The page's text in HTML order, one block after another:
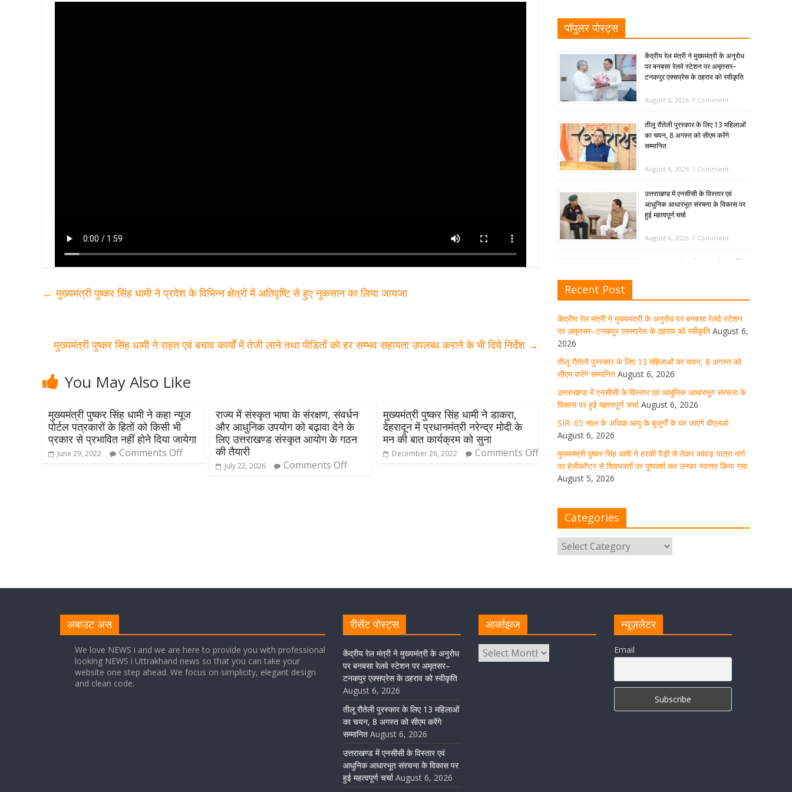
← मुख्यमंत्री पुष्कर सिंह धामी ने प्रदेश के विभिन्न क्षेत्रों में अतिवृष्टि से हुए नुकसान का लिया जायजा
मुख्यमंत्री पुष्कर सिंह धामी ने राहत एवं बचाव कार्यों में तेजी लाने तथा पीडितों को हर सम्भव सहायता उपलब्ध कराने के भी दिये निर्देश →
You May Also Like
मुख्यमंत्री पुष्कर सिंह धामी ने कहा न्यूज
पोर्टल पत्रकारों के हितों को किसी भी
प्रकार से प्रभावित नहीं होने दिया जायेगा
June 29, 2022 Comments Off
राज्य में संस्कृत भाषा के संरक्षण, संवर्धन
और आधुनिक उपयोग को बढ़ावा देने के
लिए उत्तराखण्ड संस्कृत आयोग के गठन
की तैयारी
July 22, 2026 Comments Off
मुख्यमंत्री पुष्कर सिंह धामी ने डाकरा,
देहरादून में प्रधानमंत्री नरेन्द्र मोदी के
मन की बात कार्यक्रम को सुना
December 26, 2022 Comments Off
पॉपुलर पोस्ट्स
केंद्रीय रेल मंत्री ने मुख्यमंत्री के अनुरोध
पर बनबसा रेलवे स्टेशन पर अमृतसर–
टनकपुर एक्सप्रेस के ठहराव को स्वीकृति
August 6, 2026 1 Comment
तीलू रौतेली पुरस्कार के लिए 13 महिलाओं
का चयन, 8 अगस्त को सीएम करेंगे
सम्मानित
August 6, 2026 1 Comment
उत्तराखण्ड में एनसीसी के विस्तार एवं
आधुनिक आधारभूत संरचना के विकास पर
हुई महत्वपूर्ण चर्चा
August 6, 2026 1 Comment
SIR: 65 साल के अधिक आयु के बुजुर्गों के
मुख्यमंत्री पुष्कर सिंह धामी ने हरकी पैड़ी से
किया गया
धर्मनगरी हरिद्वार में कांवड़ यात्रा के दौरान
अद्भुत संगम देखने को मिला
August 5, 2026 1 Comment
परोसा भोजन
August 5, 2026
देहरादून महानगर के अध्यक्ष सिद्धार्थ
August 5, 2026
हेलिकॉप्टर से पुष्पवर्षा और पैर धोकर किया
Recent Post
केंद्रीय रेल मंत्री ने मुख्यमंत्री के अनुरोध पर बनबसा रेलवे स्टेशन
पर अमृतसर–टनकपुर एक्सप्रेस के ठहराव को स्वीकृति August 6,
2026
तीलू रौतेली पुरस्कार के लिए 13 महिलाओं का चयन, 8 अगस्त को
सीएम करेंगे सम्मानित August 6, 2026
उत्तराखण्ड में एनसीसी के विस्तार एवं आधुनिक आधारभूत संरचना के
विकास पर हुई महत्वपूर्ण चर्चा August 6, 2026
SIR: 65 साल के अधिक आयु के बुजुर्गों के घर जाएंगे बीएलओ
August 6, 2026
मुख्यमंत्री पुष्कर सिंह धामी ने हरकी पैड़ी से लेकर कांवड़ यात्रा मार्ग
पर हेलीकॉप्टर से शिवभक्तों पर पुष्पवर्षा कर उनका स्वागत किया गया
August 5, 2026
Categories
अबाउट अस
We love NEWS i and we are here to provide you with professional
looking NEWS i Uttrakhand news so that you can take your
website one step ahead. We focus on simplicity, elegant design
and clean code.
रीसेंट पोस्ट्स
केंद्रीय रेल मंत्री ने मुख्यमंत्री के अनुरोध
पर बनबसा रेलवे स्टेशन पर अमृतसर–
टनकपुर एक्सप्रेस के ठहराव को स्वीकृति
August 6, 2026
तीलू रौतेली पुरस्कार के लिए 13 महिलाओं
का चयन, 8 अगस्त को सीएम करेंगे
सम्मानित August 6, 2026
उत्तराखण्ड में एनसीसी के विस्तार एवं
आधुनिक आधारभूत संरचना के विकास पर
हुई महत्वपूर्ण चर्चा August 6, 2026
आर्काइव्ज न्यूज़लेटर
Email